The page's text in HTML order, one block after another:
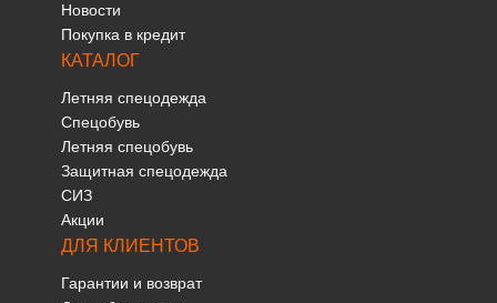
Новости
Покупка в кредит
КАТАЛОГ
Летняя спецодежда
Спецобувь
Летняя спецобувь
Защитная спецодежда
СИЗ
Акции
ДЛЯ КЛИЕНТОВ
Гарантии и возврат